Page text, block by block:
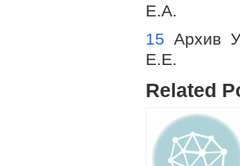
Е.А.
15 Архив
Е.Е.
Related